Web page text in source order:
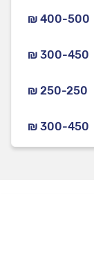
₪ 400-500
₪ 300-450
₪ 250-250
₪ 300-450